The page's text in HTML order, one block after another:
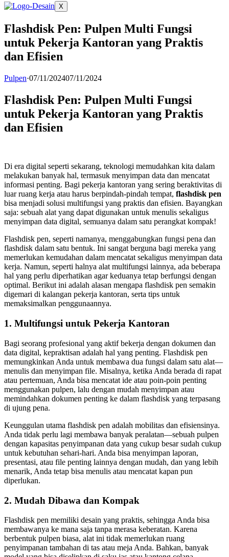
X
Flashdisk Pen: Pulpen Multi Fungsi
untuk Pekerja Kantoran yang Praktis
dan Efisien
Pulpen·07/11/202407/11/2024
Flashdisk Pen: Pulpen Multi Fungsi
untuk Pekerja Kantoran yang Praktis
dan Efisien
Di era digital seperti sekarang, teknologi memudahkan kita dalam
melakukan banyak hal, termasuk menyimpan data dan mencatat
informasi penting. Bagi pekerja kantoran yang sering beraktivitas di
luar ruang kerja atau harus berpindah-pindah tempat, flashdisk pen
bisa menjadi solusi multifungsi yang praktis dan efisien. Bayangkan
saja: sebuah alat yang dapat digunakan untuk menulis sekaligus
menyimpan data digital, semuanya dalam satu perangkat kompak!
Flashdisk pen, seperti namanya, menggabungkan fungsi pena dan
flashdisk dalam satu bentuk. Ini sangat berguna bagi mereka yang
memerlukan kemudahan dalam mencatat sekaligus menyimpan data
kerja. Namun, seperti halnya alat multifungsi lainnya, ada beberapa
hal yang perlu diperhatikan agar keduanya tetap berfungsi dengan
optimal. Berikut ini adalah alasan mengapa flashdisk pen semakin
digemari di kalangan pekerja kantoran, serta tips untuk
memaksimalkan penggunaannya.
1. Multifungsi untuk Pekerja Kantoran
Bagi seorang profesional yang aktif bekerja dengan dokumen dan
data digital, kepraktisan adalah hal yang penting. Flashdisk pen
memungkinkan Anda untuk membawa dua fungsi dalam satu alat—
menulis dan menyimpan file. Misalnya, ketika Anda berada di rapat
atau pertemuan, Anda bisa mencatat ide atau poin-poin penting
menggunakan pulpen, lalu dengan mudah menyimpan atau
memindahkan dokumen penting ke dalam flashdisk yang terpasang
di ujung pena.
Keunggulan utama flashdisk pen adalah mobilitas dan efisiensinya.
Anda tidak perlu lagi membawa banyak peralatan—sebuah pulpen
dengan kapasitas penyimpanan data yang cukup besar sudah cukup
untuk kebutuhan sehari-hari. Anda bisa menyimpan laporan,
presentasi, atau file penting lainnya dengan mudah, dan yang lebih
menarik, Anda tetap bisa menulis atau mencatat kapan pun
diperlukan.
2. Mudah Dibawa dan Kompak
Flashdisk pen memiliki desain yang praktis, sehingga Anda bisa
membawanya ke mana saja tanpa merasa keberatan. Karena
berbentuk pulpen biasa, alat ini tidak memerlukan ruang
penyimpanan tambahan di tas atau meja Anda. Bahkan, banyak